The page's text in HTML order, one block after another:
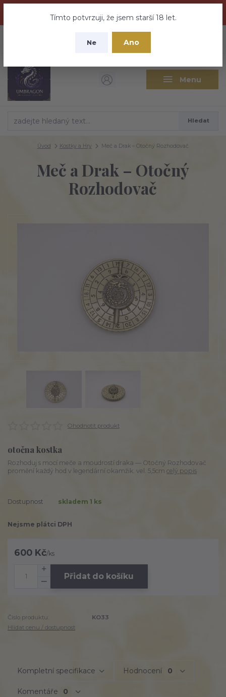
nebuďte vyděšeni zde najdete vše a ještě mnohem víc
Tímto potvrzuji, že jsem starší 18 let.
Ne Ano
Menu
CZK
Hledat
Úvod Kostky a Hry Meč a Drak – Otočný Rozhodovač
Meč a Drak – Otočný
Rozhodovač
Ohodnotit produkt
otočna kostka
Rozhoduj s mocí meče a moudrostí draka — Otočný Rozhodovač
promění každý hod v legendární okamžik. vel. 5,5cm celý popis
Dostupnost skladem 1 ks
Nejsme plátci DPH
600 Kč/ks
Přidat do košíku
Číslo produktu:
KO33
Hlídat cenu / dostupnost
Kompletní specifikace Hodnocení 0
Komentáře 0